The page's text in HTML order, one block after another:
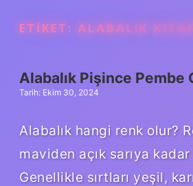
ETIKET: ALABALIK
Alabalık Pişince Pembe
Tarih: Ekim 30, 2024
Alabalık hangi renk olur?
maviden açık sarıya
Genellikle sırtları yeşil,